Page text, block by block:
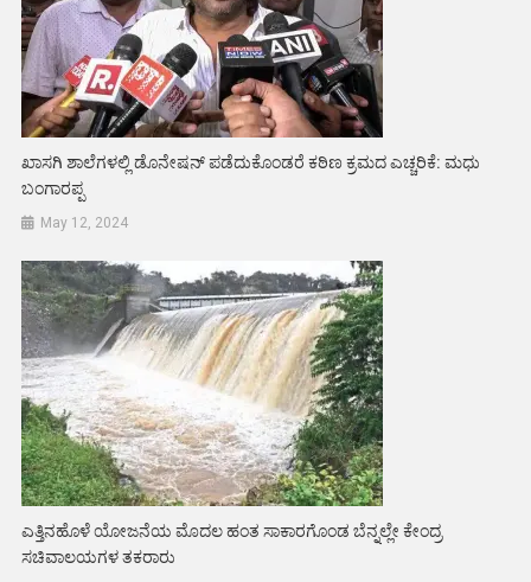
ಖಾಸಗಿ ಶಾಲೆಗಳಲ್ಲಿ ಡೊನೇಷನ್ ಪಡೆದುಕೊಂಡರೆ ಕಠಿಣ ಕ್ರಮದ ಎಚ್ಚರಿಕೆ: ಮಧು
ಬಂಗಾರಪ್ಪ
May 12, 2024
ಎತ್ತಿನಹೊಳೆ ಯೋಜನೆಯ ಮೊದಲ ಹಂತ ಸಾಕಾರಗೊಂಡ ಬೆನ್ನಲ್ಲೇ ಕೇಂದ್ರ
ಸಚಿವಾಲಯಗಳ ತಕರಾರು